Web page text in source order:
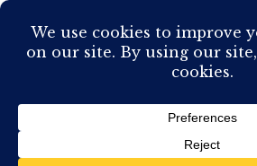
Skip
content